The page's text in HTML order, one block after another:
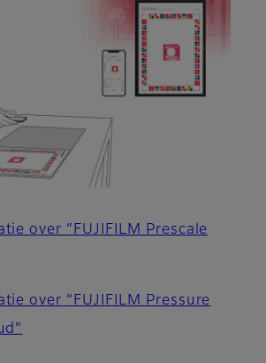
over “FUJIFILM Prescale
over “FUJIFILM Pressure